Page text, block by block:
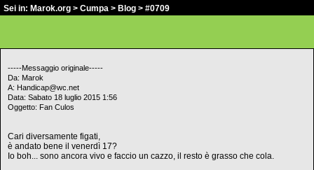
Sei in: Marok.org > Cumpa > Blog > #0709
-----Messaggio originale-----
Da: Marok
A: Handicap@wc.net
Data: Sabato 18 luglio 2015 1:56
Oggetto: Fan Culos
Cari diversamente figati,
è andato bene il venerdì 17?
Io boh... sono ancora vivo e faccio un cazzo, il resto è grasso che cola.